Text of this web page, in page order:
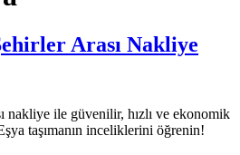
Arası Nakliye
nakliye ile güvenilir, hızlı ve ekonomik
taşımanın inceliklerini öğrenin!